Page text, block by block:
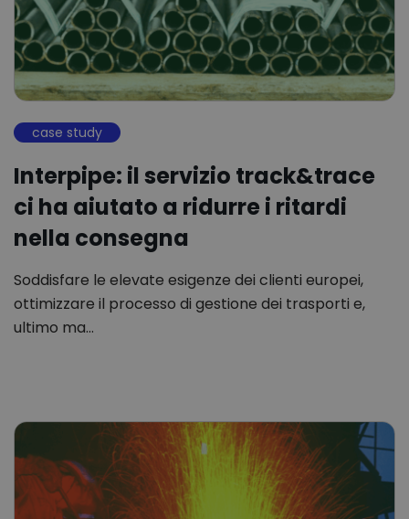
case study
Interpipe: il servizio track&trace
ci ha aiutato a ridurre i ritardi
nella consegna
Soddisfare le elevate esigenze dei clienti europei,
ottimizzare il processo di gestione dei trasporti e,
ultimo ma…